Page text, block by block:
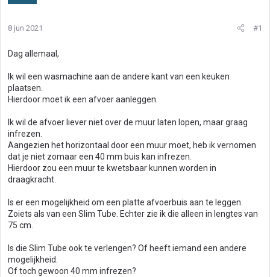
8 jun 2021 #1
Dag allemaal,
Ik wil een wasmachine aan de andere kant van een keuken
plaatsen.
Hierdoor moet ik een afvoer aanleggen.
Ik wil de afvoer liever niet over de muur laten lopen, maar graag
infrezen.
Aangezien het horizontaal door een muur moet, heb ik vernomen
dat je niet zomaar een 40 mm buis kan infrezen.
Hierdoor zou een muur te kwetsbaar kunnen worden in
draagkracht.
Is er een mogelijkheid om een platte afvoerbuis aan te leggen.
Zoiets als van een Slim Tube. Echter zie ik die alleen in lengtes van
75 cm.
Is die Slim Tube ook te verlengen? Of heeft iemand een andere
mogelijkheid.
Of toch gewoon 40 mm infrezen?